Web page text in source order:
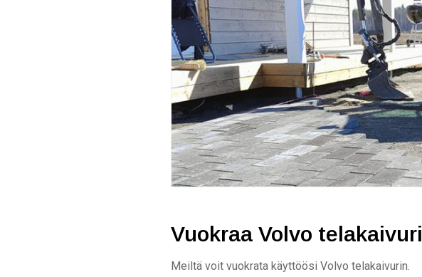
Vuokraa Volvo telakaivuri
Meiltä voit vuokrata käyttöösi Volvo telakaivurin.